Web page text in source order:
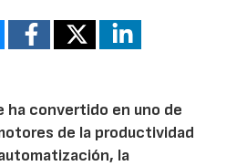
ha convertido en uno de
de la productividad
la